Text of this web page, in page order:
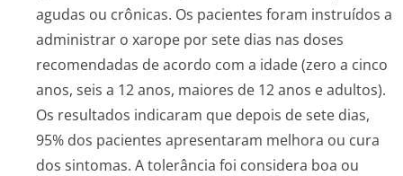
agudas ou crônicas. Os pacientes foram instruídos a
administrar o xarope por sete dias nas doses
recomendadas de acordo com a idade (zero a cinco
anos, seis a 12 anos, maiores de 12 anos e adultos).
Os resultados indicaram que depois de sete dias,
95% dos pacientes apresentaram melhora ou cura
dos sintomas. A tolerância foi considera boa ou